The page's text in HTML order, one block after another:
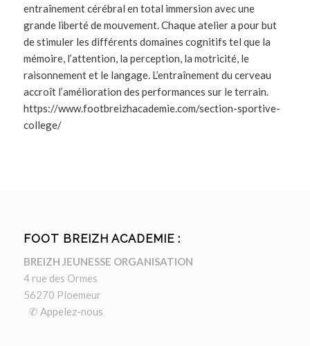
entraînement cérébral en total immersion avec une
grande liberté de mouvement. Chaque atelier a pour but
de stimuler les différents domaines cognitifs tel que la
mémoire, l’attention, la perception, la motricité, le
raisonnement et le langage. L’entraînement du cerveau
accroît l’amélioration des performances sur le terrain.
https://www.footbreizhacademie.com/section-sportive-
college/
FOOT BREIZH ACADEMIE :
BREIZH JEUNESSE ORGANISATION
4 rue des Ormes
56270 Ploemeur
✆ Appelez-nous